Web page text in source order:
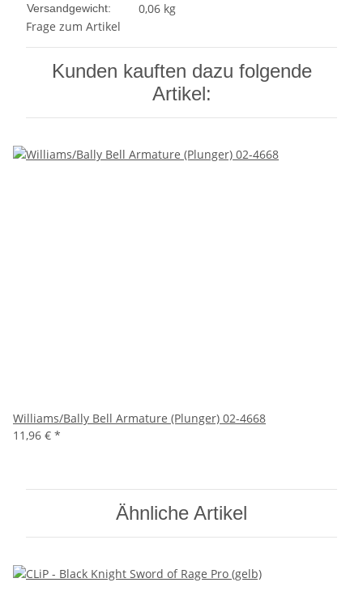
Versandgewicht:
0,06 kg
Frage zum Artikel
Kunden kauften dazu folgende
Artikel:
Williams/Bally Bell Armature (Plunger) 02-4668
11,96 € *
Ähnliche Artikel